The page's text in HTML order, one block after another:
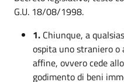
G.U. 18/08/1998.
1. Chiunque, a
ospita uno straniero o
affine, ovvero cede
godimento di beni